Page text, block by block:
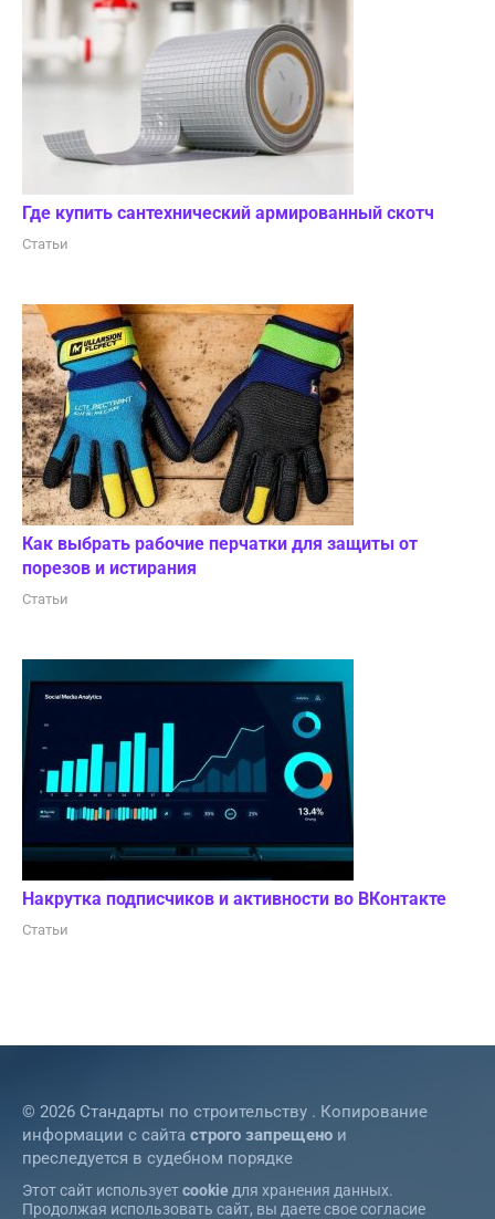
Где купить сантехнический армированный скотч
Статьи
Как выбрать рабочие перчатки для защиты от
порезов и истирания
Статьи
Накрутка подписчиков и активности во ВКонтакте
Статьи
© 2026 Стандарты по строительству . Копирование
информации с сайта строго запрещено и
преследуется в судебном порядке
Этот сайт используетcookie для хранения данных.
Продолжая использовать сайт, вы даете свое согласие